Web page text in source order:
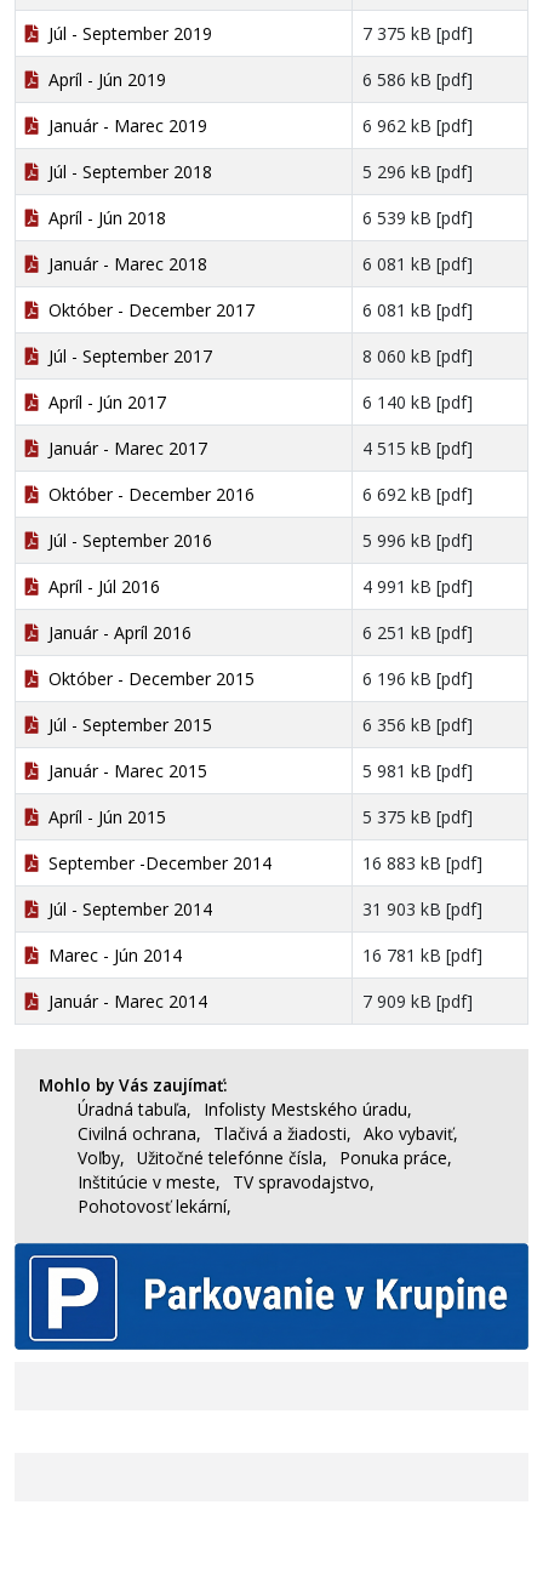
Júl - September 2019
7 375 kB [pdf]
Apríl - Jún 2019
6 586 kB [pdf]
Január - Marec 2019
6 962 kB [pdf]
Júl - September 2018
5 296 kB [pdf]
Apríl - Jún 2018
6 539 kB [pdf]
Január - Marec 2018
6 081 kB [pdf]
Október - December 2017
6 081 kB [pdf]
Júl - September 2017
8 060 kB [pdf]
Apríl - Jún 2017
6 140 kB [pdf]
Január - Marec 2017
4 515 kB [pdf]
Október - December 2016
6 692 kB [pdf]
Júl - September 2016
5 996 kB [pdf]
Apríl - Júl 2016
4 991 kB [pdf]
Január - Apríl 2016
6 251 kB [pdf]
Október - December 2015
6 196 kB [pdf]
Júl - September 2015
6 356 kB [pdf]
Január - Marec 2015
5 981 kB [pdf]
Apríl - Jún 2015
5 375 kB [pdf]
September -December 2014
16 883 kB [pdf]
Júl - September 2014
31 903 kB [pdf]
Marec - Jún 2014
16 781 kB [pdf]
Január - Marec 2014
7 909 kB [pdf]
Mohlo by Vás zaujímať:
Úradná tabuľa,
Infolisty Mestského úradu,
Civilná ochrana,
Tlačivá a žiadosti, Ako vybaviť,
Voľby, Užitočné telefónne čísla,
Ponuka práce,
Inštitúcie v meste,
TV spravodajstvo,
Pohotovosť lekární,